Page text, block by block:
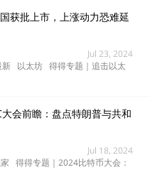
获批上市，上涨动力恐难延
Jul 23, 2024
新 以太坊 得得专题｜追击以太
大会前瞻：盘点特朗普与共和
Jul 18, 2024
得得专题｜2024比特币大会：